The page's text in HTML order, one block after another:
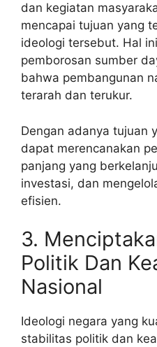
dan kegiatan
mencapai tujuan yang
ideologi tersebut. Hal
pemborosan sumber
bahwa pembangunan
terarah dan terukur.
Dengan adanya tujuan
dapat merencanakan
panjang yang
investasi, dan
efisien.
3.
Politik Dan
Nasional
Ideologi negara yang
stabilitas politik dan